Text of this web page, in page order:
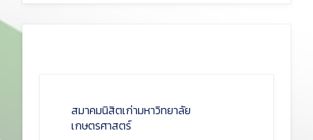
สมาคมนิสิตเก่ามหาวิทยาลัย
เกษตรศาสตร์